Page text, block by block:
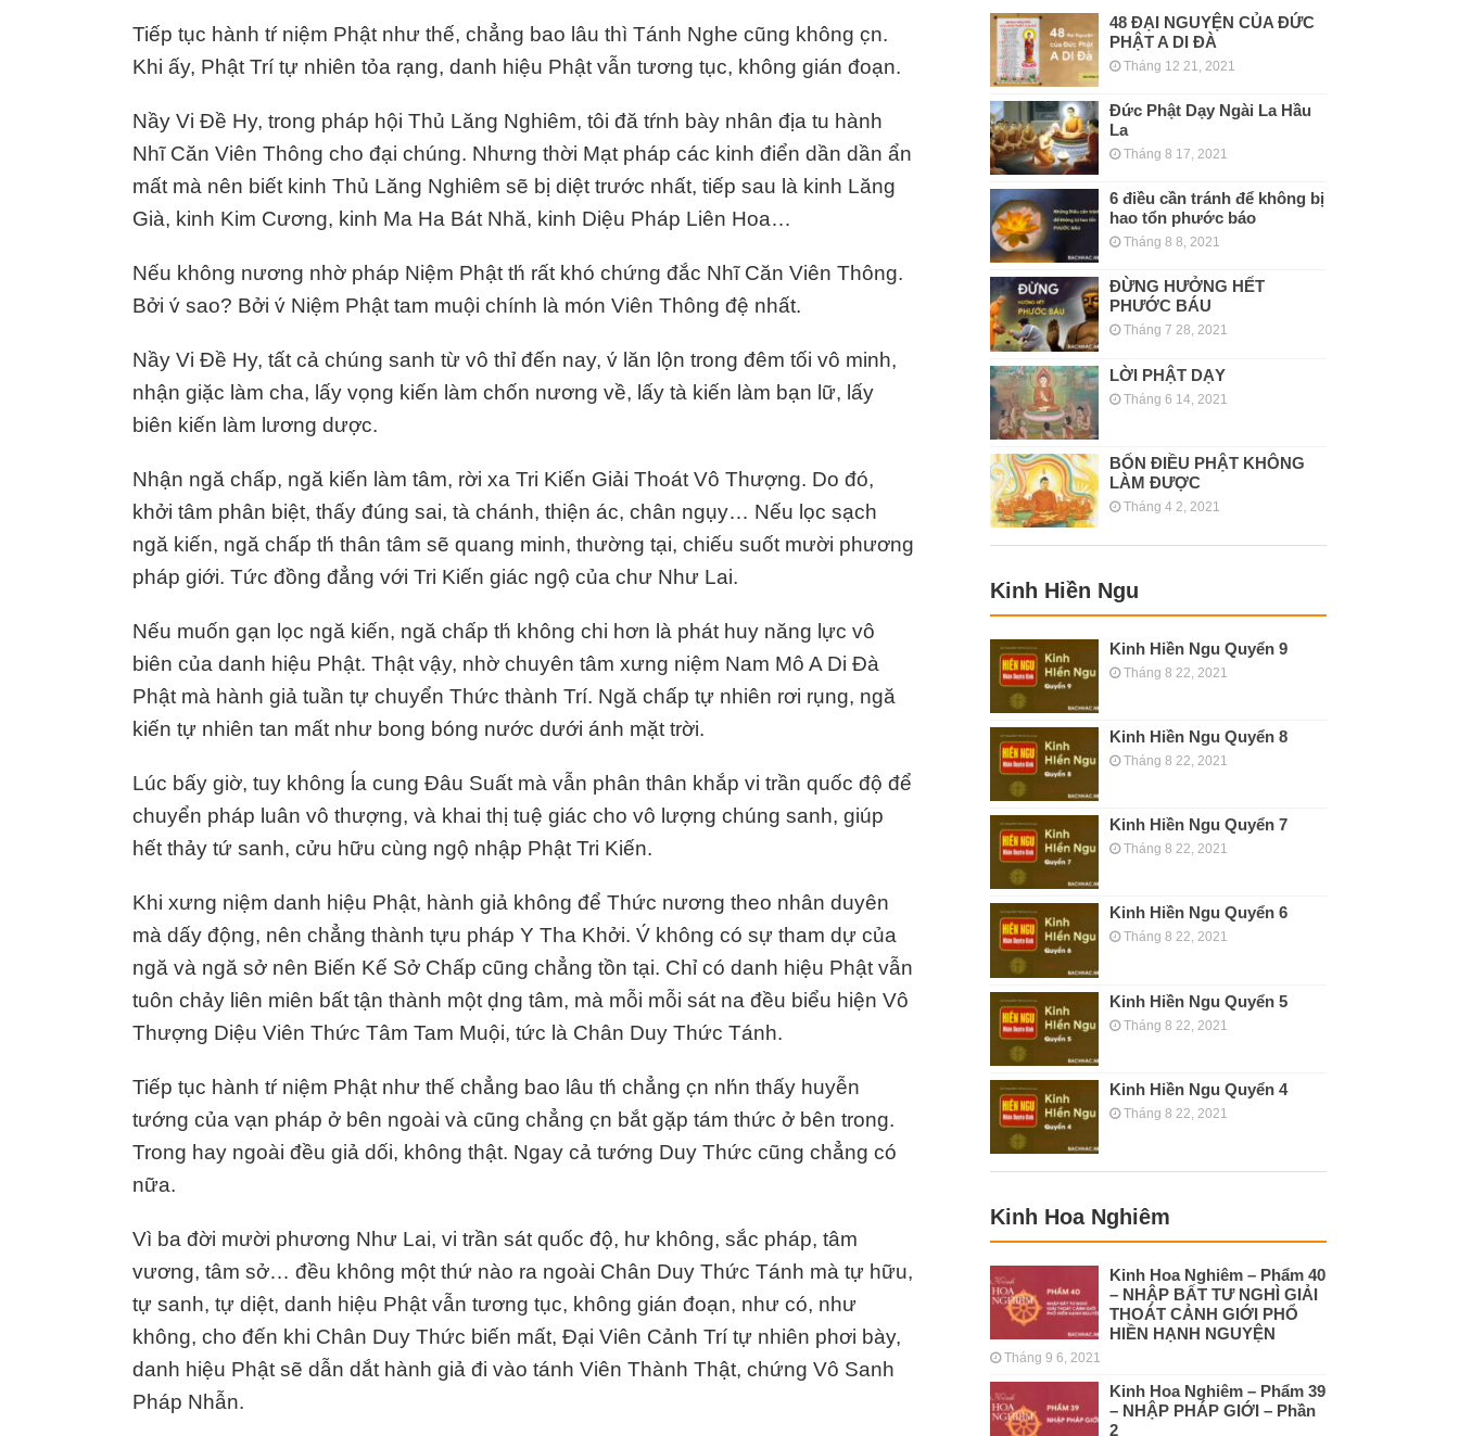
Tiếp tục hành tŕ niệm Phật như thế, chẳng bao lâu thì Tánh Nghe cũng không c̣n.
Khi ấy, Phật Trí tự nhiên tỏa rạng, danh hiệu Phật vẫn tương tục, không gián đoạn.
Nầy Vi Đề Hy, trong pháp hội Thủ Lăng Nghiêm, tôi đă tŕnh bày nhân địa tu hành
Nhĩ Căn Viên Thông cho đại chúng. Nhưng thời Mạt pháp các kinh điển dần dần ẩn
mất mà nên biết kinh Thủ Lăng Nghiêm sẽ bị diệt trước nhất, tiếp sau là kinh Lăng
Già, kinh Kim Cương, kinh Ma Ha Bát Nhă, kinh Diệu Pháp Liên Hoa…
Nếu không nương nhờ pháp Niệm Phật th́ rất khó chứng đắc Nhĩ Căn Viên Thông.
Bởi v́ sao? Bởi v́ Niệm Phật tam muội chính là món Viên Thông đệ nhất.
Nầy Vi Đề Hy, tất cả chúng sanh từ vô thỉ đến nay, v́ lăn lộn trong đêm tối vô minh,
nhận giặc làm cha, lấy vọng kiến làm chốn nương về, lấy tà kiến làm bạn lữ, lấy
biên kiến làm lương dược.
Nhận ngă chấp, ngă kiến làm tâm, rời xa Tri Kiến Giải Thoát Vô Thượng. Do đó,
khởi tâm phân biệt, thấy đúng sai, tà chánh, thiện ác, chân ngụy… Nếu lọc sạch
ngă kiến, ngă chấp th́ thân tâm sẽ quang minh, thường tại, chiếu suốt mười phương
pháp giới. Tức đồng đẳng với Tri Kiến giác ngộ của chư Như Lai.
Nếu muốn gạn lọc ngă kiến, ngă chấp th́ không chi hơn là phát huy năng lực vô
biên của danh hiệu Phật. Thật vậy, nhờ chuyên tâm xưng niệm Nam Mô A Di Đà
Phật mà hành giả tuần tự chuyển Thức thành Trí. Ngă chấp tự nhiên rơi rụng, ngă
kiến tự nhiên tan mất như bong bóng nước dưới ánh mặt trời.
Lúc bấy giờ, tuy không ĺa cung Đâu Suất mà vẫn phân thân khắp vi trần quốc độ để
chuyển pháp luân vô thượng, và khai thị tuệ giác cho vô lượng chúng sanh, giúp
hết thảy tứ sanh, cửu hữu cùng ngộ nhập Phật Tri Kiến.
Khi xưng niệm danh hiệu Phật, hành giả không để Thức nương theo nhân duyên
mà dấy động, nên chẳng thành tựu pháp Y Tha Khởi. V́ không có sự tham dự của
ngă và ngă sở nên Biến Kế Sở Chấp cũng chẳng tồn tại. Chỉ có danh hiệu Phật vẫn
tuôn chảy liên miên bất tận thành một ḍng tâm, mà mỗi mỗi sát na đều biểu hiện Vô
Thượng Diệu Viên Thức Tâm Tam Muội, tức là Chân Duy Thức Tánh.
Tiếp tục hành tŕ niệm Phật như thế chẳng bao lâu th́ chẳng c̣n nh́n thấy huyễn
tướng của vạn pháp ở bên ngoài và cũng chẳng c̣n bắt gặp tám thức ở bên trong.
Trong hay ngoài đều giả dối, không thật. Ngay cả tướng Duy Thức cũng chẳng có
nữa.
Vì ba đời mười phương Như Lai, vi trần sát quốc độ, hư không, sắc pháp, tâm
vương, tâm sở… đều không một thứ nào ra ngoài Chân Duy Thức Tánh mà tự hữu,
tự sanh, tự diệt, danh hiệu Phật vẫn tương tục, không gián đoạn, như có, như
không, cho đến khi Chân Duy Thức biến mất, Đại Viên Cảnh Trí tự nhiên phơi bày,
danh hiệu Phật sẽ dẫn dắt hành giả đi vào tánh Viên Thành Thật, chứng Vô Sanh
Pháp Nhẫn.
48 ĐẠI NGUYỆN CỦA ĐỨC
PHẬT A DI ĐÀ
Tháng 12 21, 2021
Đức Phật Dạy Ngài La Hầu
La
Tháng 8 17, 2021
6 điều cần tránh để không bị
hao tổn phước báo
Tháng 8 8, 2021
ĐỪNG HƯỞNG HẾT
PHƯỚC BÁU
Tháng 7 28, 2021
LỜI PHẬT DẠY
Tháng 6 14, 2021
BỐN ĐIỀU PHẬT KHÔNG
LÀM ĐƯỢC
Tháng 4 2, 2021
Kinh Hiền Ngu
Kinh Hiền Ngu Quyển 9
Tháng 8 22, 2021
Kinh Hiền Ngu Quyển 8
Tháng 8 22, 2021
Kinh Hiền Ngu Quyển 7
Tháng 8 22, 2021
Kinh Hiền Ngu Quyển 6
Tháng 8 22, 2021
Kinh Hiền Ngu Quyển 5
Tháng 8 22, 2021
Kinh Hiền Ngu Quyển 4
Tháng 8 22, 2021
Kinh Hoa Nghiêm
Kinh Hoa Nghiêm – Phẩm 40
– NHẬP BẤT TƯ NGHÌ GIẢI
THOÁT CẢNH GIỚI PHỔ
HIỀN HẠNH NGUYỆN
Tháng 9 6, 2021
Kinh Hoa Nghiêm – Phẩm 39
– NHẬP PHÁP GIỚI – Phần
2